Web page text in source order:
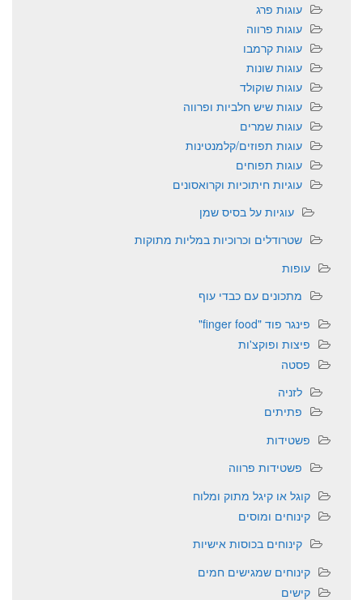
עוגות פרג
עוגות פרווה
עוגות קרמבו
עוגות שונות
עוגות שוקולד
עוגות שיש חלביות ופרווה
עוגות שמרים
עוגות תפוזים/קלמנטינות
עוגות תפוחים
עוגיות חיתוכיות וקרואסונים
עוגיות על בסיס שמן
שטרודלים וכרוכיות במליות מתוקות
עופות
מתכונים עם כבדי עוף
פינגר פוד "finger food"
פיצות ופוקצ'ות
פסטה
לזניה
פתיתים
פשטידות
פשטידות פרווה
קוגל או קיגל מתוק ומלוח
קינוחים ומוסים
קינוחים בכוסות אישיות
קינוחים שמגישים חמים
קישים